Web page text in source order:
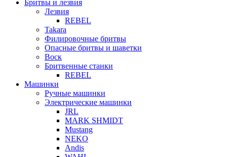
Бритвы и лезвия
Лезвия
REBEL
Takara
Филировочные бритвы
Опасные бритвы и шаветки
Воск
Бритвенные станки
REBEL
Машинки
Ручные машинки
Электрические машинки
JRL
MARK SHMIDT
Mustang
NEKO
Andis